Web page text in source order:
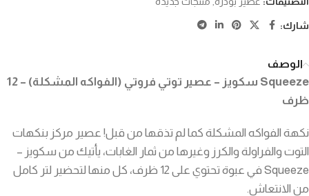
شارك:
الوصف
Squeeze سكويز – عصير توتي فروتي (الفواكه المشكلة) – 12
ظرف
نكهة الفواكه المشكلة كما لم تذقها من قبل! عصير مركز بنكهات
التوت والفراولة والكرز وغيرها من ثمار الغابات، يأتيك من سكويز –
Squeeze في عبوة تحتوي على 12 ظرف، كل منها لتحضير لتر كامل
من الانتعاش.